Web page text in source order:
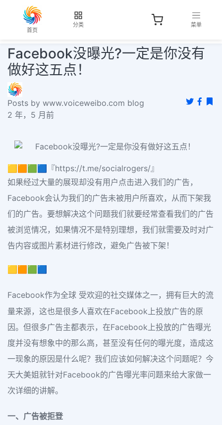
首页
分类 菜单
Facebook没曝光?一定是你没有
做好这五点！
Posts by www.voiceweibo.com blog
2 年，5 月前
🟨🟧🟩🟦『https://t.me/socialrogers/』
如果经过大量的展现却没有用户点击进入我们的广告，
Facebook会认为我们的广告未被用户所喜欢，从而下架我
们的广告。要想解决这个问题我们就要经常查看我们的广告
被浏览情况，如果情况不是特别理想，我们就需要及时对广
告内容或图片素材进行修改，避免广告被下架！
🟨🟧🟩🟦
Facebook作为全球 受欢迎的社交媒体之一，拥有巨大的流
量来源，这也是很多人喜欢在Facebook上投放广告的原
因。但很多广告主都表示，在Facebook上投放的广告曝光
度并没有想象中的那么高，甚至没有任何的曝光度，造成这
一现象的原因是什么呢？我们应该如何解决这个问题呢？今
天大美姐就针对Facebook的广告曝光率问题来给大家做一
次详细的讲解。
一、广告被拒登